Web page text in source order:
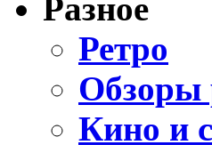
Разное
Ретро
Обзоры
Кино и